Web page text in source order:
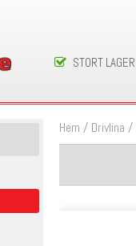
STORT LAGER
Hem / Drivlina /